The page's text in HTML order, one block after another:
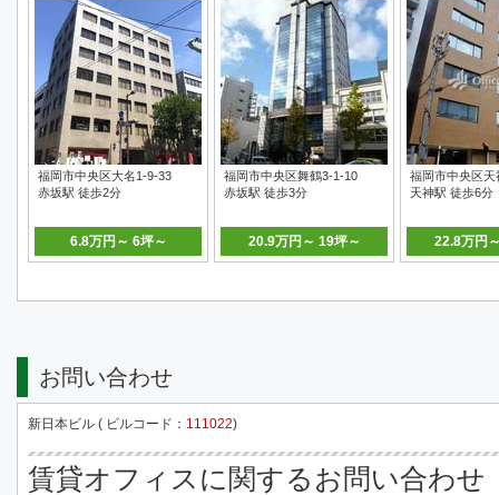
福岡市中央区大名1-9-33
赤坂駅 徒歩2分
6.8万円～ 6坪～
福岡市中央区舞鶴3-1-10
赤坂駅 徒歩3分
20.9万円～ 19坪～
福岡市中央区天
天神駅 徒歩6分
22.8万円
お問い合わせ
新日本ビル ( ビルコード： 111022)
賃貸オフィスに関するお問い合わせ